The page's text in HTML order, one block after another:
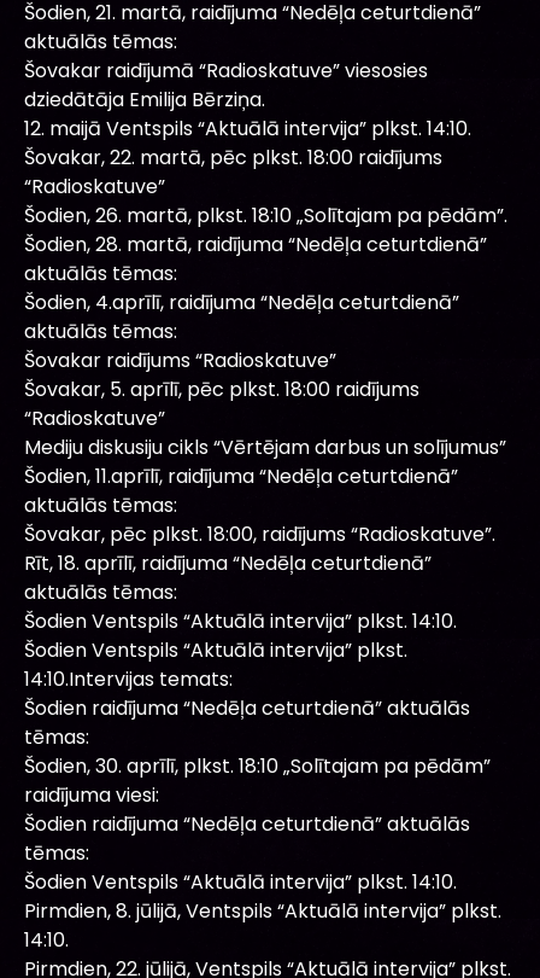
Šodien, 21. martā, raidījuma “Nedēļa ceturtdienā”
aktuālās tēmas:
Šovakar raidījumā “Radioskatuve” viesosies
dziedātāja Emilija Bērziņa.
12. maijā Ventspils “Aktuālā intervija” plkst. 14:10.
Šovakar, 22. martā, pēc plkst. 18:00 raidījums
“Radioskatuve”
Šodien, 26. martā, plkst. 18:10 „Solītajam pa pēdām”.
Šodien, 28. martā, raidījuma “Nedēļa ceturtdienā”
aktuālās tēmas:
Šodien, 4.aprīlī, raidījuma “Nedēļa ceturtdienā”
aktuālās tēmas:
Šovakar raidījums “Radioskatuve”
Šovakar, 5. aprīlī, pēc plkst. 18:00 raidījums
“Radioskatuve”
Mediju diskusiju cikls “Vērtējam darbus un solījumus”
Šodien, 11.aprīlī, raidījuma “Nedēļa ceturtdienā”
aktuālās tēmas:
Šovakar, pēc plkst. 18:00, raidījums “Radioskatuve”.
Rīt, 18. aprīlī, raidījuma “Nedēļa ceturtdienā”
aktuālās tēmas:
Šodien Ventspils “Aktuālā intervija” plkst. 14:10.
Šodien Ventspils “Aktuālā intervija” plkst.
14:10.Intervijas temats:
Šodien raidījuma “Nedēļa ceturtdienā” aktuālās
tēmas:
Šodien, 30. aprīlī, plkst. 18:10 „Solītajam pa pēdām”
raidījuma viesi:
Šodien raidījuma “Nedēļa ceturtdienā” aktuālās
tēmas:
Šodien Ventspils “Aktuālā intervija” plkst. 14:10.
Pirmdien, 8. jūlijā, Ventspils “Aktuālā intervija” plkst.
14:10.
Pirmdien, 22. jūlijā, Ventspils “Aktuālā intervija” plkst.